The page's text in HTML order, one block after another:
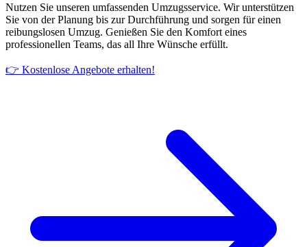
Nutzen Sie unseren umfassenden Umzugsservice. Wir unterstützen
Sie von der Planung bis zur Durchführung und sorgen für einen
reibungslosen Umzug. Genießen Sie den Komfort eines
professionellen Teams, das all Ihre Wünsche erfüllt.
👉 Kostenlose Angebote erhalten!